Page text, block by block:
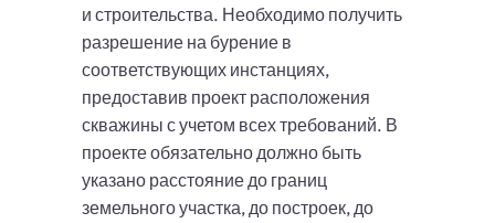
и строительства. Необходимо получить
разрешение на бурение в
соответствующих инстанциях,
предоставив проект расположения
скважины с учетом всех требований. В
проекте обязательно должно быть
указано расстояние до границ
земельного участка, до построек, до